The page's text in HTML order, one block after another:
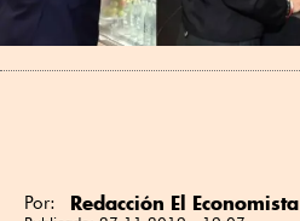
Por: Redacción El Economista